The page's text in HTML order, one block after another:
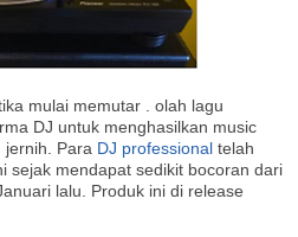
mulai memutar . olah lagu
DJ untuk menghasilkan music
jernih. Para DJ professional telah
sejak mendapat sedikit bocoran dari
lalu. Produk ini di release